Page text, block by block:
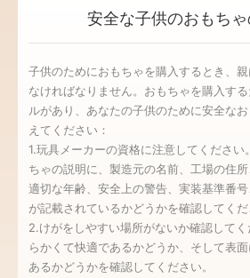
ニュース
お問い合わせ
VR
安全な子供のおもち
子供のためにおもちゃを購入するとき、
なければなりません。おもちゃを購入す
ルがあり、あなたの子供のために安全な
えてください：
1.玩具メーカーの資格に注意してください
ちゃの説明に、製造元の名前、工場の住所
適切な年齢、安全上の警告、実装基準番
が記載されているかどうかを確認してくだ
2.けがをしやすい場所がないか確認して
らかくて快適であるかどうか、そして表
あるかどうかを確認してください。